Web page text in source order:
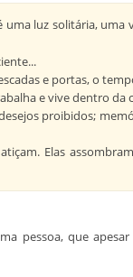
luz solitária, uma
e portas, o
e vive dentro da
proibidos;
Elas
pessoa, que